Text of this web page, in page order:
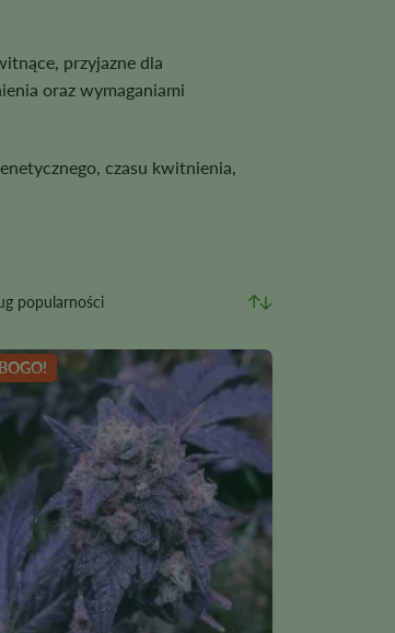
przyjazne dla
oraz wymaganiami
czasu kwitnienia,
BOGO!